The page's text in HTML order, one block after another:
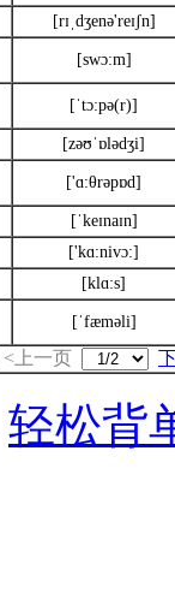
[rɪˌdʒenə'reɪʃn]
[swɔ:m]
[ˈtɔ:pə(r)]
[zəʊˈɒlədʒi]
['ɑ:θrəpɒd]
[ˈkeɪnaɪn]
['kɑ:nivɔ:]
[klɑ:s]
[ˈfæməli]
<上一页
轻松背